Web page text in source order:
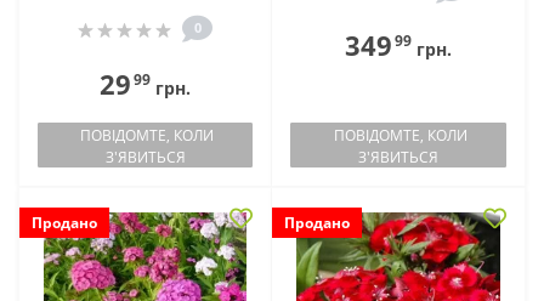
0
2999 грн.
ПОВІДОМТЕ, КОЛИ
З'ЯВИТЬСЯ
34999 грн.
ПОВІДОМТЕ, КОЛИ
З'ЯВИТЬСЯ
Продано Продано